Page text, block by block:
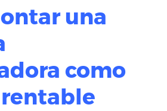
una
como